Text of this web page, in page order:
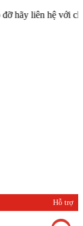
với chúng tôi
Hỗ trợ
khách